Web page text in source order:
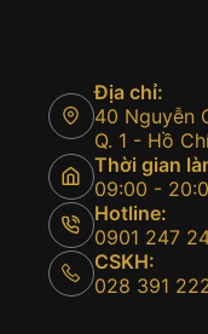
Địa chỉ:
40 Nguyễn
Q. 1 - Hồ
Thời gian
09:00 -
Hotline:
0901 247
CSKH:
028 391